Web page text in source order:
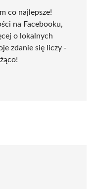
co najlepsze!
na Facebooku,
o lokalnych
zdanie się liczy -